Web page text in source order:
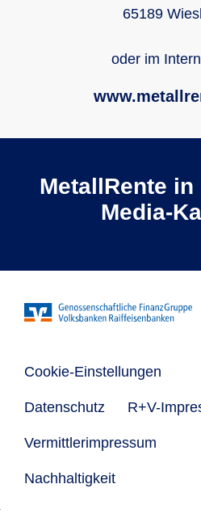
65189
oder im
MetallRente
Media-
Cookie-Einstellungen
Datenschutz R+V-
Vermittlerimpressum
Nachhaltigkeit